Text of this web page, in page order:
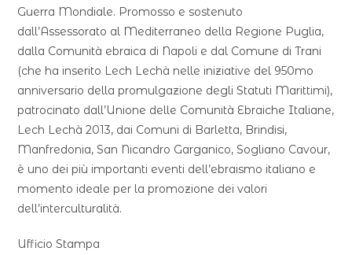
Guerra Mondiale. Promosso e sostenuto
dall’Assessorato al Mediterraneo della Regione Puglia,
dalla Comunità ebraica di Napoli e dal Comune di Trani
(che ha inserito Lech Lechà nelle iniziative del 950mo
anniversario della promulgazione degli Statuti Marittimi),
patrocinato dall’Unione delle Comunità Ebraiche Italiane,
Lech Lechà 2013, dai Comuni di Barletta, Brindisi,
Manfredonia, San Nicandro Garganico, Sogliano Cavour,
è uno dei più importanti eventi dell’ebraismo italiano e
momento ideale per la promozione dei valori
dell’interculturalità.
Ufficio Stampa